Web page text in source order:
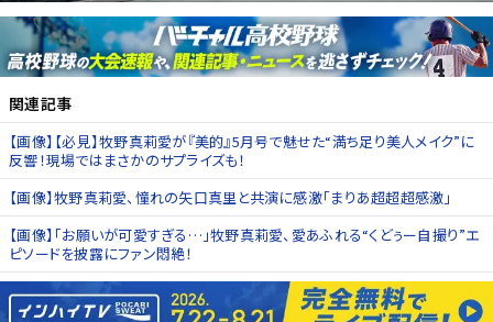
関連記事
【画像】【必見】牧野真莉愛が『美的』5月号で魅せた“満ち足り美人メイク”に
反響！現場ではまさかのサプライズも！
【画像】牧野真莉愛、憧れの矢口真里と共演に感激「まりあ超超超感激」
【画像】「お願いが可愛すぎる…」牧野真莉愛、愛あふれる“くどぅー自撮り”エ
ピソードを披露にファン悶絶！